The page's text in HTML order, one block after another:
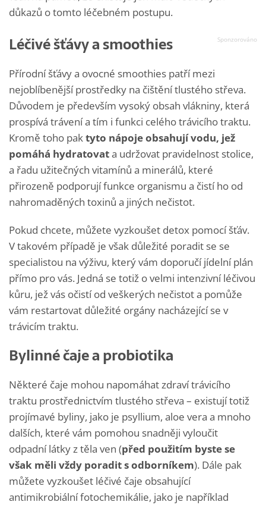
důkazů o tomto léčebném postupu.
Léčivé šťávy a smoothies
Přírodní šťávy a ovocné smoothies patří mezi
nejoblíbenější prostředky na čištění tlustého střeva.
Důvodem je především vysoký obsah vlákniny, která
prospívá trávení a tím i funkci celého trávicího traktu.
Kromě toho paktyto nápoje obsahují vodu, jež
pomáhá hydratovata udržovat pravidelnost stolice,
a řadu užitečných vitamínů a minerálů, které
přirozeně podporují funkce organismu a čistí ho od
nahromaděných toxinů a jiných nečistot.
Pokud chcete, můžete vyzkoušet detox pomocí šťáv.
V takovém případě je však důležité poradit se se
specialistou na výživu, který vám doporučí jídelní plán
přímo pro vás. Jedná se totiž o velmi intenzivní léčivou
kůru, jež vás očistí od veškerých nečistot a pomůže
vám restartovat důležité orgány nacházející se v
trávicím traktu.
Bylinné čaje a probiotika
Některé čaje mohou napomáhat zdraví trávicího
traktu prostřednictvím tlustého střeva – existují totiž
projímavé byliny, jako je psyllium, aloe vera a mnoho
dalších, které vám pomohou snadněji vyloučit
odpadní látky z těla ven (před použitím byste se
však měli vždy poradit s odborníkem). Dále pak
můžete vyzkoušet léčivé čaje obsahující
antimikrobiální fotochemikálie, jako je například